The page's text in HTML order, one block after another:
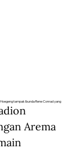
tampak Ibunda Rene Conrad yang
Arema